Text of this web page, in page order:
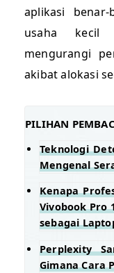
aplikasi
usaha kecil
mengurangi
akibat alokasi
PILIHAN
Teknologi
Mengenal
Kenapa
Vivobook Pro
sebagai
Perplexity
Gimana Cara